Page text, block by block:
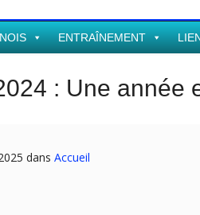
ENTRAÎNEMENT
: Une année
dans Accueil